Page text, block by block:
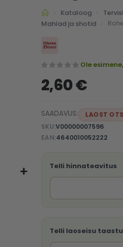
Kataloog
Mahlad ja shotid
Ole
2,60 €
SAADAVUS:
LAOST
SKU V00000007596
EAN 4640010052222
Telli hinnateavitus
Telli laoseisu